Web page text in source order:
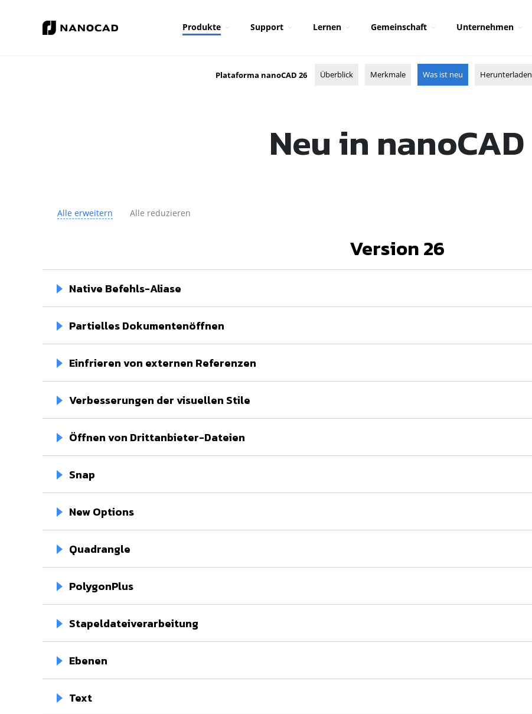
Produkte Support Lernen Gemeinschaft Unternehmen
Plataforma nanoCAD 26 Überblick Merkmale Was ist neu Herunterladen
Neu in nanoCAD
Alle erweitern Alle reduzieren
Version 26
Native Befehls-Aliase
Partielles Dokumentenöffnen
Einfrieren von externen Referenzen
Verbesserungen der visuellen Stile
Öffnen von Drittanbieter-Dateien
Snap
New Options
Quadrangle
PolygonPlus
Stapeldateiverarbeitung
Ebenen⁢
Text